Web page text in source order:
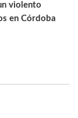
violento
en Córdoba